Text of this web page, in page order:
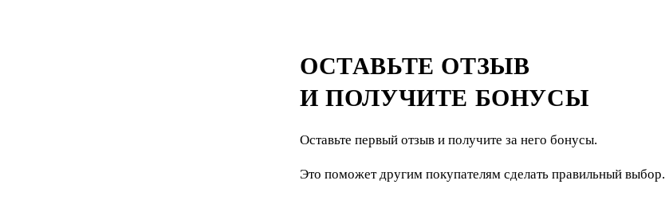
ОСТАВЬТЕ ОТЗЫВ
И ПОЛУЧИТЕ БОНУСЫ
Оставьте первый отзыв и получите за него бонусы.
Это поможет другим покупателям сделать правильный выбор.